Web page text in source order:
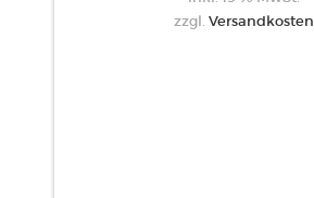
zzgl. Versandkosten